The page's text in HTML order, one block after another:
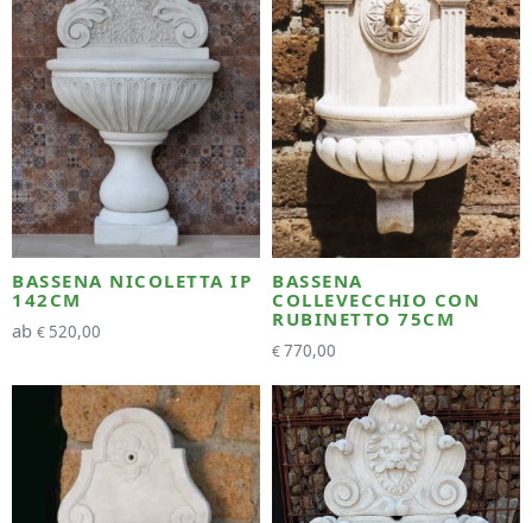
BASSENA NICOLETTA IP
142CM
ab € 520,00
BASSENA
COLLEVECCHIO CON
RUBINETTO 75CM
€770,00